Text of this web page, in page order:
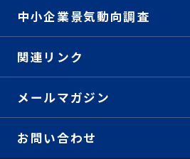
中小企業景気動向調査
関連リンク
メールマガジン
お問い合わせ